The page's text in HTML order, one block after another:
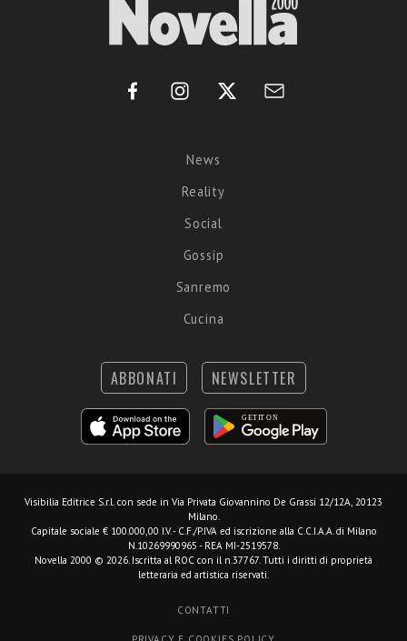
News
Reality
Social
Gossip
Sanremo
Cucina
ABBONATI NEWSLETTER
Visibilia Editrice S.r.l. con sede in Via Privata Giovannino De Grassi 12/12A, 20123
Milano.
Capitale sociale € 100.000,00 I.V. - C.F./P.IVA ed iscrizione alla C.C.I.A.A. di Milano
N.10269990965 - REA MI-2519578.
Novella 2000 © 2026. Iscritta al ROC con il n.37767. Tutti i diritti di proprietà
letteraria ed artistica riservati.
CONTATTI